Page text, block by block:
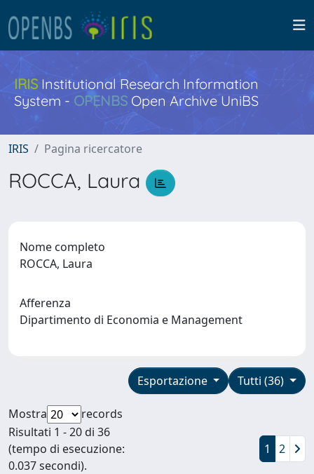
IRISInstitutional Research Information
System - OPENBS Open Archive UniBS
IRIS Pagina ricercatore
ROCCA, Laura
Nome completo
ROCCA, Laura
Afferenza
Dipartimento di Economia e Management
Tutti (36)
Esportazione
Mostra
records
Risultati 1 - 20 di 36
(tempo di esecuzione:
0.037 secondi).
1 2